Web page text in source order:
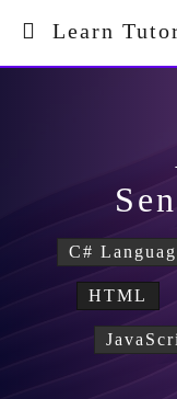
Learn
C#
HTML